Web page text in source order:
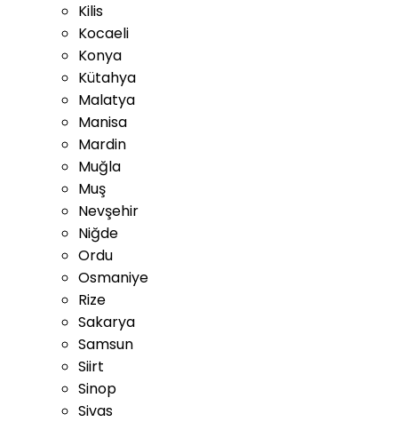
Kilis
Kocaeli
Konya
Kütahya
Malatya
Manisa
Mardin
Muğla
Muş
Nevşehir
Niğde
Ordu
Osmaniye
Rize
Sakarya
Samsun
Siirt
Sinop
Sivas